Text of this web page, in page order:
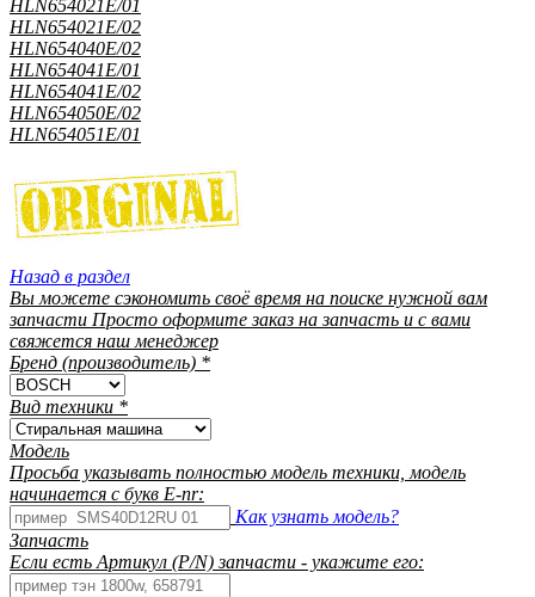
HLN654021E/01
HLN654021E/02
HLN654040E/02
HLN654041E/01
HLN654041E/02
HLN654050E/02
HLN654051E/01
Назад в раздел
Вы можете сэкономить своё время на поиске нужной вам
запчасти Просто оформите заказ на запчасть и с вами
свяжется наш менеджер
Бренд (производитель) *
Вид техники *
Модель
Просьба указывать полностью модель техники, модель
начинается с букв E-nr:
Как узнать модель?
Запчасть
Если есть Артикул (P/N) запчасти - укажите его: